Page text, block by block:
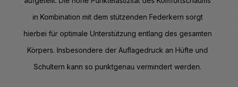
in Kombination mit dem stützenden Federkern sorgt
hierbei für optimale Unterstützung entlang des gesamten
Körpers. Insbesondere der Auflagedruck an Hüfte und
Schultern kann so punktgenau vermindert werden.